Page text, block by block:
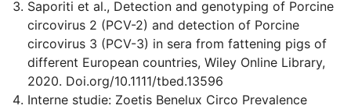
Saporiti et al., Detection and genotyping of Porcine
circovirus 2 (PCV-2) and detection of Porcine
circovirus 3 (PCV-3) in sera from fattening pigs of
different European countries, Wiley Online Library,
2020. Doi.org/10.1111/tbed.13596
Interne studie: Zoetis Benelux Circo Prevalence